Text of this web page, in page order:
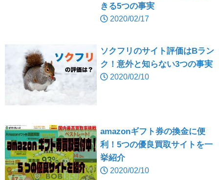
きる5つの事実
2020/02/17
ソクフリのサイト評価はBラン
ク！意外と知らない3つの事実
2020/02/10
amazonギフト券の換金に便
利！5つの優良買取サイトを一
挙紹介
2020/02/10